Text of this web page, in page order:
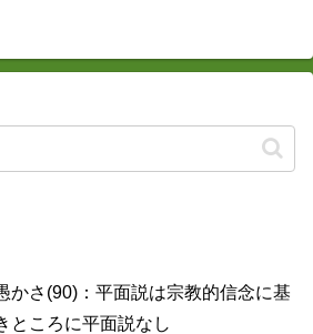
かさ(90)：平面説は宗教的信念に基
ところに平面説なし